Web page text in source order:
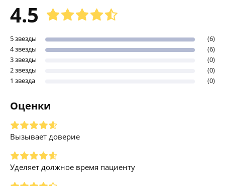
4.5
5 звезды
(6)
4 звезды
(6)
3 звезды
(0)
2 звезды
(0)
1 звезда
(0)
Оценки
Вызывает доверие
Уделяет должное время пациенту